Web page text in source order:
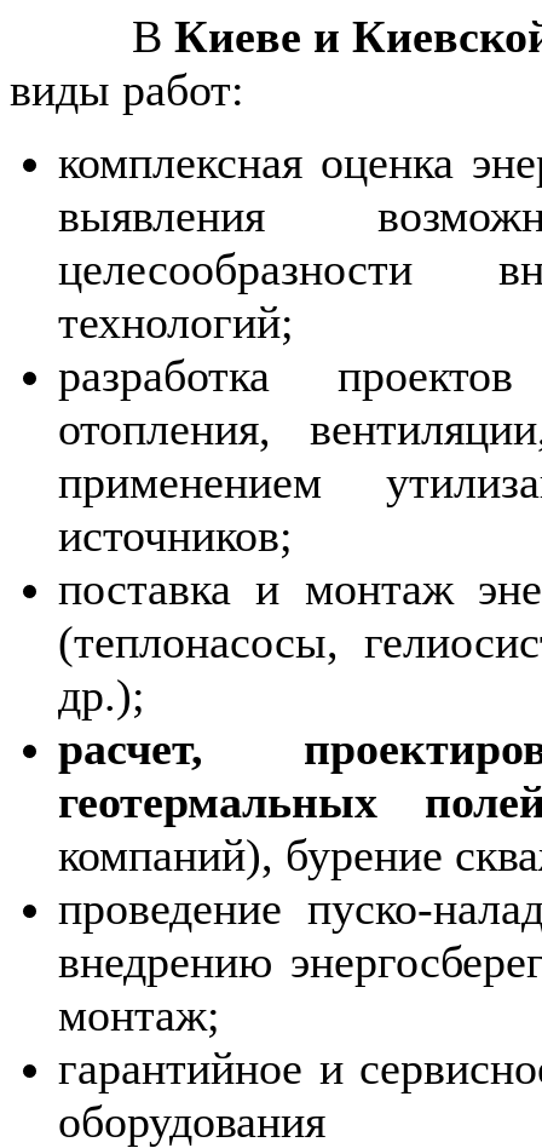
В Киеве и
виды работ:
комплексная оценка
выявления
целесообразности
технологий;
разработка
отопления,
применением
источников;
поставка и монтаж
(теплонасосы,
др.);
расчет,
геотермальных
компаний), бурение
проведение пуско-
внедрению
монтаж;
гарантийное и
оборудования